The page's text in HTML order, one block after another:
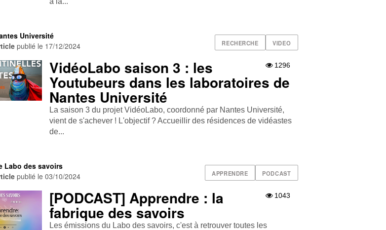
RECHERCHE VIDEO
Université
publié le 17/12/2024
1296
VidéoLabo saison 3 : les
Youtubeurs dans les laboratoires de
Nantes Université
La saison 3 du projet VidéoLabo, coordonné par Nantes Université,
vient de s'achever ! L'objectif ? Accueillir des résidences de vidéastes
de...
APPRENDRE PODCAST
Labo des savoirs
publié le03/10/2024
1043
[PODCAST] Apprendre : la
fabrique des savoirs
Les émissions du Labo des savoirs, c'est à retrouver toutes les